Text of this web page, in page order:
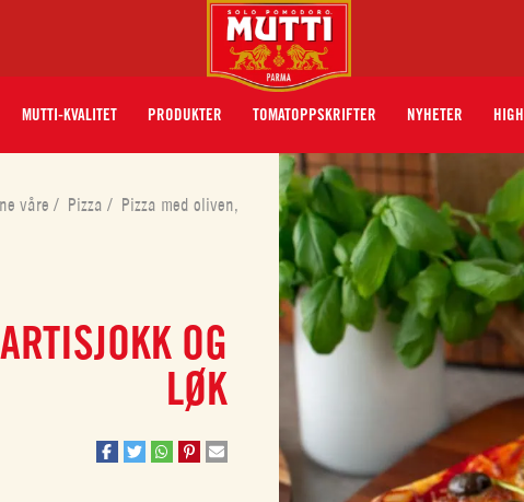
MUTTI-KVALITET PRODUKTER TOMATOPPSKRIFTER NYHETER
våre/ Pizza/ Pizza med oliven,
OG
LØK